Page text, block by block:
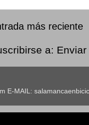
más reciente
a:
E-MAIL: